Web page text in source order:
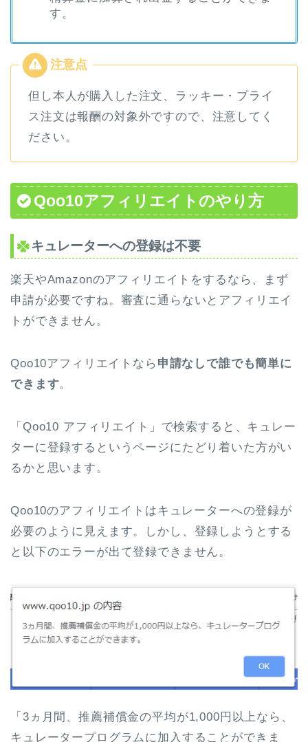
す。
但し本人が購入した注文、ラッキー・プライ
ス注文は報酬の対象外ですので、注意してく
ださい。
Qoo10アフィリエイトのやり方
キュレーターへの登録は不要
楽天やAmazonのアフィリエイトをするなら、まず
申請が必要ですね。審査に通らないとアフィリエイ
トができません。
Qoo10アフィリエイトなら 申請なしで誰でも簡単に
できます。
「Qoo10 アフィリエイト」で検索すると、キュレー
ターに登録するというページにたどり着いた方がい
るかと思います。
Qoo10のアフィリエイトはキュレーターへの登録が
必要のように見えます。しかし、登録しようとする
と以下のエラーが出て登録できません。
「3ヵ月間、推薦補償金の平均が1,000円以上なら、
キュレータープログラムに加入することができま